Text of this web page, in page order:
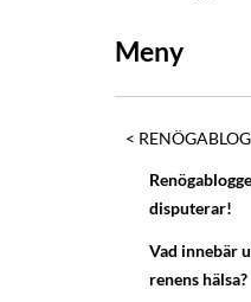
Meny
disputerar!
Vad innebär
renens hälsa?